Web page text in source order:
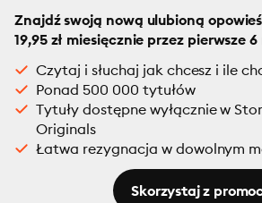
Znajdź swoją nową ulubioną
19,95 zł miesięcznie przez pierwsze
Czytaj i słuchaj jak chcesz i ile
Ponad 500 000 tytułów
Tytuły dostępne wyłącznie w
Originals
Łatwa rezygnacja w dowolnym
Skorzystaj z